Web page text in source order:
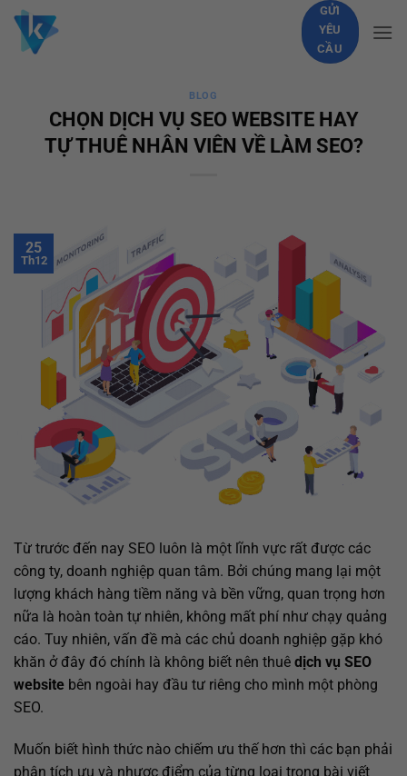
Skip
content
GỬI
YÊU
CẦU
BLOG
CHỌN DỊCH VỤ SEO WEBSITE HAY
TỰ THUÊ NHÂN VIÊN VỀ LÀM SEO?
25
Th12
Từ trước đến nay SEO luôn là một lĩnh vực rất được các
công ty, doanh nghiệp quan tâm. Bởi chúng mang lại một
lượng khách hàng tiềm năng và bền vững, quan trọng hơn
nữa là hoàn toàn tự nhiên, không mất phí như chạy quảng
cáo. Tuy nhiên, vấn đề mà các chủ doanh nghiệp gặp khó
khăn ở đây đó chính là không biết nên thuê dịch vụ SEO
website bên ngoài hay đầu tư riêng cho mình một phòng
SEO.
Muốn biết hình thức nào chiếm ưu thế hơn thì các bạn phải
phân tích ưu và nhược điểm của từng loại trong bài viết